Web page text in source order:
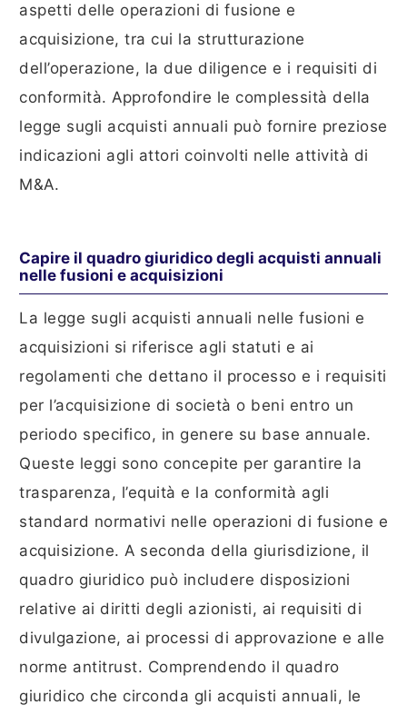
aspetti delle operazioni di fusione e
acquisizione, tra cui la strutturazione
dell’operazione, la due diligence e i requisiti di
conformità. Approfondire le complessità della
legge sugli acquisti annuali può fornire preziose
indicazioni agli attori coinvolti nelle attività di
M&A.
Capire il quadro giuridico degli acquisti annuali
nelle fusioni e acquisizioni
La legge sugli acquisti annuali nelle fusioni e
acquisizioni si riferisce agli statuti e ai
regolamenti che dettano il processo e i requisiti
per l’acquisizione di società o beni entro un
periodo specifico, in genere su base annuale.
Queste leggi sono concepite per garantire la
trasparenza, l’equità e la conformità agli
standard normativi nelle operazioni di fusione e
acquisizione. A seconda della giurisdizione, il
quadro giuridico può includere disposizioni
relative ai diritti degli azionisti, ai requisiti di
divulgazione, ai processi di approvazione e alle
norme antitrust. Comprendendo il quadro
giuridico che circonda gli acquisti annuali, le